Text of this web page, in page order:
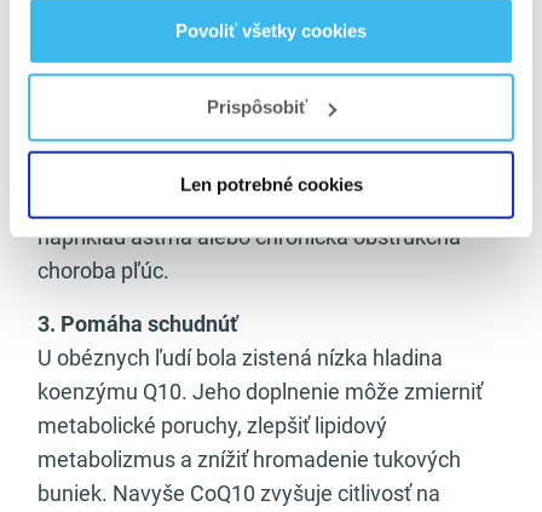
Povoliť všetky cookies
Prispôsobiť
Len potrebné cookies
2. Chráni pľúca
Zo všetkých orgánov majú pľúca najväčší
kontakt s kyslíkom. Kvôli tomu sú veľmi citlivé na
oxidačné poškodenie. CoQ10 podporuje
zápalu, ktorý môže viesť k ochoreniam, akými sú
napríklad astma alebo chronická obštrukčná
choroba pľúc.
3. Pomáha schudnúť
U obéznych ľudí bola zistená nízka hladina
koenzýmu Q10. Jeho doplnenie môže zmierniť
metabolické poruchy, zlepšiť lipidový
metabolizmus a znížiť hromadenie tukových
buniek. Navyše CoQ10 zvyšuje citlivosť na